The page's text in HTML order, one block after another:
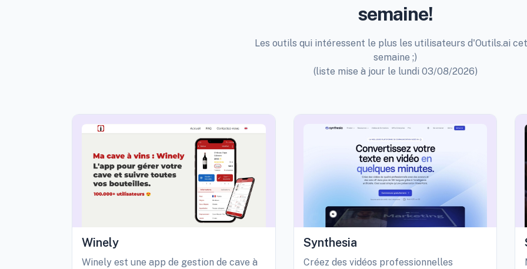
semaine!
Les outils qui intéressent le plus les utilisateurs d'Outils.ai
semaine ;)
(liste mise à jour le lundi 03/08/2026)
Winely
Winely est une app de gestion de cave à
Synthesia
Créez des vidéos professionnelles